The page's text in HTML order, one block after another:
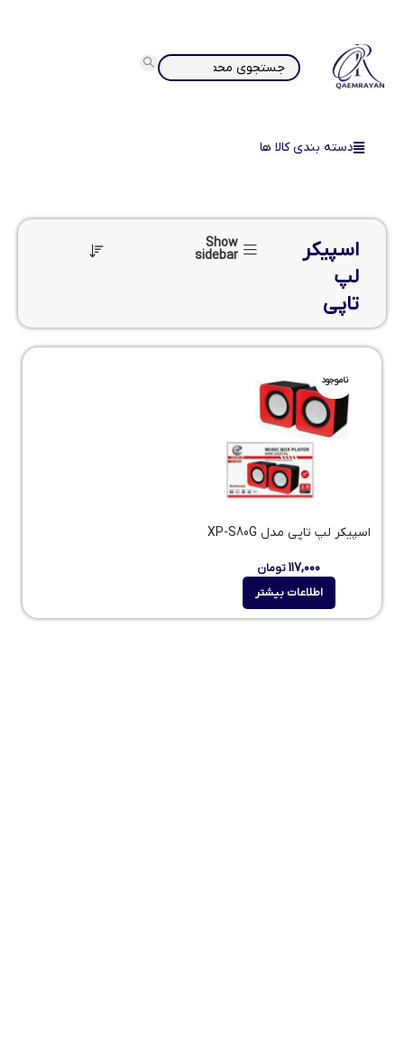
دسته بندی کالا ها
اسپیکر
لپ
تاپی
Show
sidebar
ناموجود
اسپیکر لپ تاپی مدل XP-S80G
۱۱۷,۰۰۰تومان
اطلاعات بیشتر